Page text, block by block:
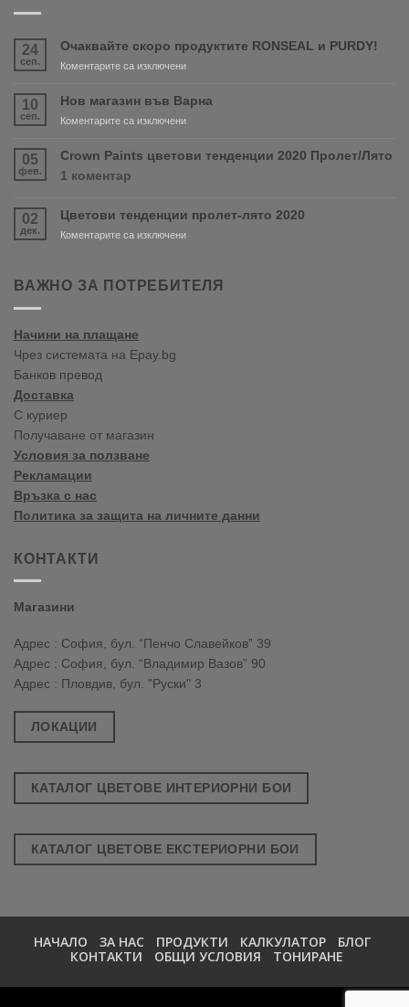
24
сеп.
Очаквайте скоро продуктите RONSEAL и PURDY!
Коментарите са изключениза
продуктите
RONSEAL
PURDY!
10
сеп.
Нов магазин във Варна
Коментарите са изключениза
05
фев.
Crown Paints цветови тенденции 2020 Пролет/Лято
1 коментар
цветови
тенденции
Лято
02
дек.
Цветови тенденции пролет-лято 2020
Коментарите са изключениза
пролет-
ВАЖНО ЗА ПОТРЕБИТЕЛЯ
Начини на плащане
Чрез системата на Epay.bg
Банков превод
Доставка
С куриер
Получаване от магазин
Условия за ползване
Рекламации
Връзка с нас
Политика за защита на личните данни
КОНТАКТИ
Магазини
Адрес : София, бул. “Пенчо Славейков” 39
Адрес : София, бул. “Владимир Вазов” 90
Адрес : Пловдив, бул. "Руски" 3
ЛОКАЦИИ
КАТАЛОГ ЦВЕТОВЕ ИНТЕРИОРНИ БОИ
КАТАЛОГ ЦВЕТОВЕ ЕКСТЕРИОРНИ БОИ
НАЧАЛО ЗА НАС ПРОДУКТИ КАЛКУЛАТОР
БЛОГ
КОНТАКТИ
ОБЩИ УСЛОВИЯ ТОНИРАНЕ